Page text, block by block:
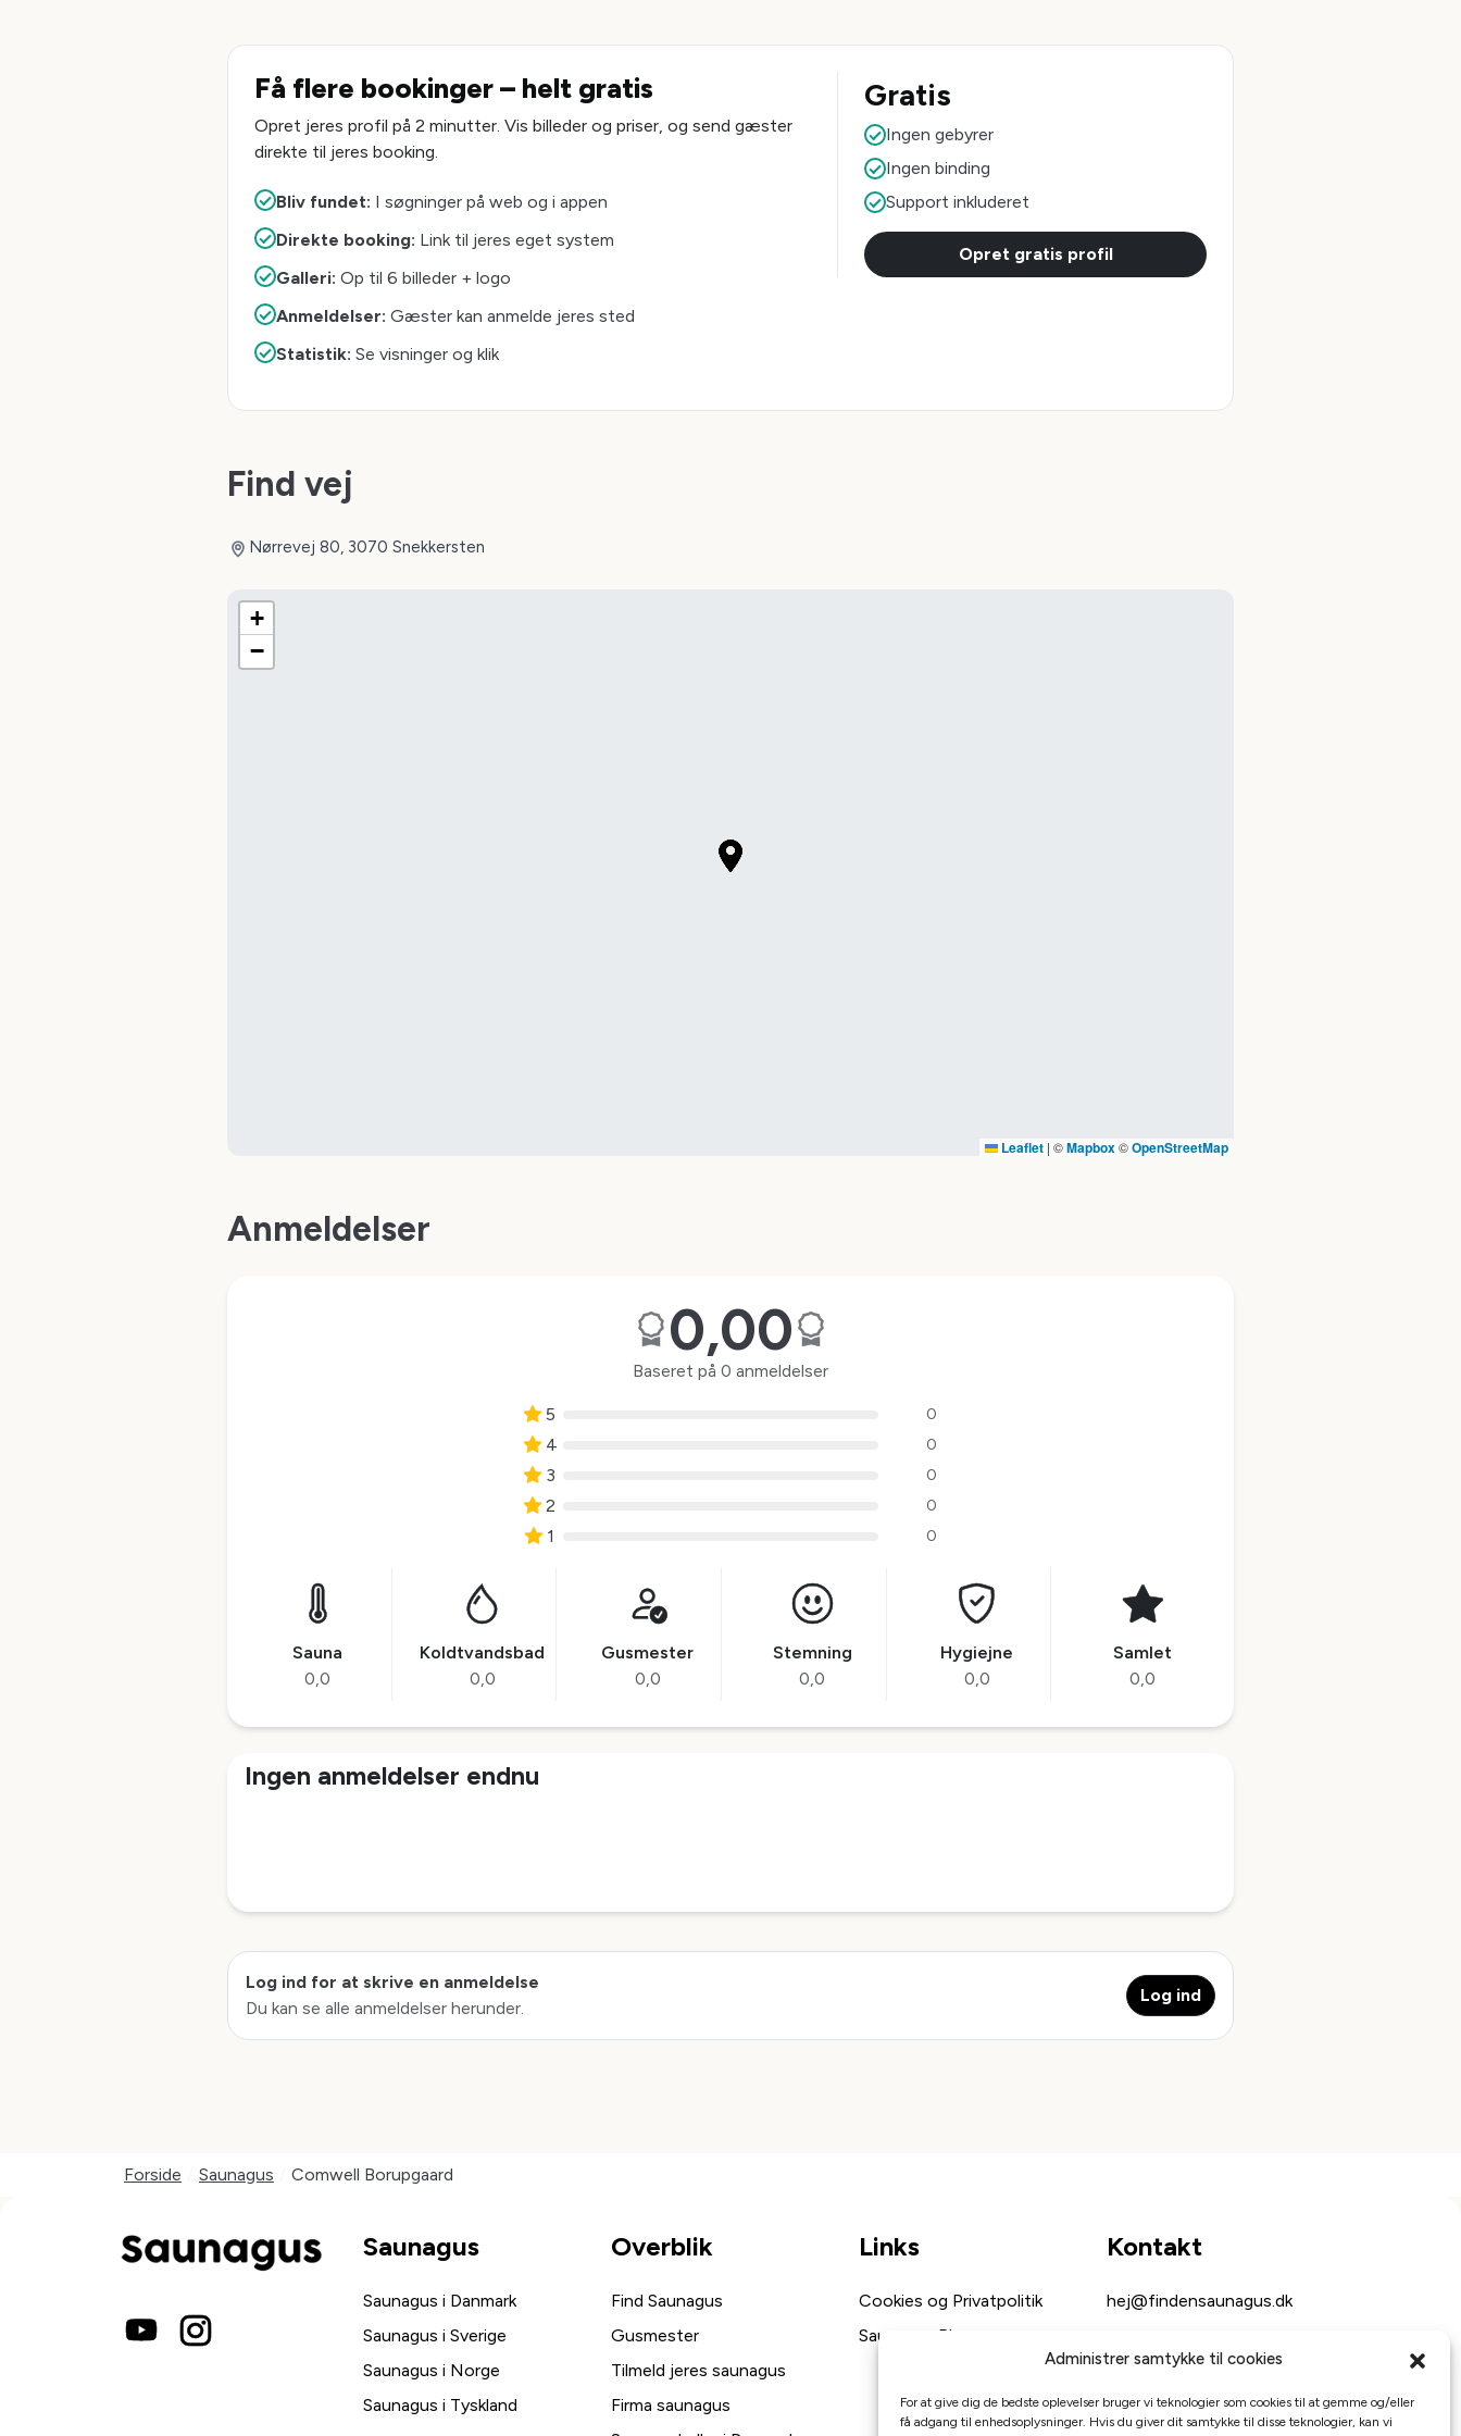
Administrer samtykke til cookies
For at give dig de bedste oplevelser bruger vi teknologier som cookies til at gemme og/eller
få adgang til enhedsoplysninger. Hvis du giver dit samtykke til disse teknologier, kan vi
Få flere bookinger – helt gratis
Opret jeres profil på 2 minutter. Vis billeder og priser, og send gæster
direkte til jeres booking.
Bliv fundet: I søgninger på web og i appen
Direkte booking: Link til jeres eget system
Galleri: Op til 6 billeder + logo
Anmeldelser: Gæster kan anmelde jeres sted
Statistik: Se visninger og klik
Gratis
Ingen gebyrer
Ingen binding
Support inkluderet
Opret gratis profil
Find vej
Nørrevej 80, 3070 Snekkersten
+
−
Leaflet | ©Mapbox©OpenStreetMap
Anmeldelser
0,00
Baseret på 0 anmeldelser
5 0
4 0
3 0
2 0
1 0
Sauna
0,0
Koldtvandsbad
0,0
Gusmester
0,0
Stemning
0,0
Hygiejne
0,0
Samlet
0,0
Ingen anmeldelser endnu
Log ind for at skrive en anmeldelse
Du kan se alle anmeldelser herunder.
Log ind
Forside Saunagus Comwell Borupgaard
Saunagus
Saunagus i Danmark
Saunagus i Sverige
Saunagus i Norge
Saunagus i Tyskland
Overblik
Find Saunagus
Gusmester
Tilmeld jeres saunagus
Firma saunagus
Links
Cookies og Privatpolitik
Saunagus Blog
Kontakt
hej@findensaunagus.dk